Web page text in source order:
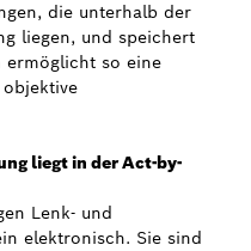
die unterhalb der
liegen, und speichert
ermöglicht so eine
liegt in der Act-by-
Lenk- und
elektronisch. Sie sind